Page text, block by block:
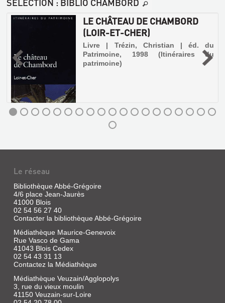
MÉMOIRE
EXPÉRIENCES
DE
NAVIGATION
PAR
LA
V...
Saussaye,
de,
HISTORIQUE
ET
ARCHÉOLOGIQUE
BLÉSOIS
ET
...
Livre
|
La
Saussaye,
2009
Le
journal
écrit
au
XIXe
siècle
un
historien
du
Blésois,
numismate,
et
aquarelliste
où
SÉLECTION : BIBLIO CHAMBORD
LE CHÂTEAU DE CHAMBORD
(LOIR-ET-CHER)
Livre | Trézin, Christian | éd. du
Patrimoine, 1998 (Itinéraires du
patrimoine)
CHAMBORD
(LOIR-
ET-
CHER)
Livre
|
Trézin,
Christian
|
éd.
du
Patrimoine,
1998
(Itinéraires
Le réseau
Bibliothèque Abbé-Grégoire
4/6 place Jean-Jaurès
41000 Blois
02 54 56 27 40
Contacter la bibliothèque Abbé-Grégoire
Médiathèque Maurice-Genevoix
Rue Vasco de Gama
41043 Blois Cedex
02 54 43 31 13
Contactez la Médiathèque
Médiathèque Veuzain/Agglopolys
3, rue du vieux moulin
41150 Veuzain-sur-Loire